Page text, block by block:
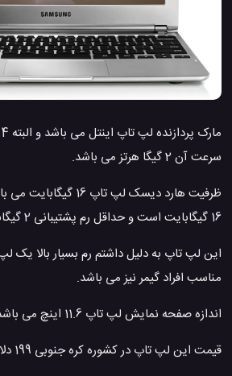
سرعت آن 2 گیگا هرتز می باشد.
ظرفیت هارد دیسک لپ
16 گیگابایت است و حداقل رم پشتیبانی 2 گیگابایت می باشد.
این لپ تاپ به دلیل داشتم رم بسیار بالا یک
مناسب افراد گیمر نیز می باشد.
اندازه صفحه نمایش لپ تاپ 11.6 اینچ می باشد.
قیمت این لپ تاپ در کشوره کره جنوبی 199 دلار می باشد.